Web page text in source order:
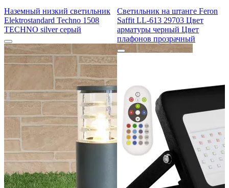
Наземный низкий светильник
Elektrostandard Techno 1508
TECHNO silver серый
Светильник на штанге Feron
Saffit LL-613 29703 Цвет
арматуры черный Цвет
плафонов прозрачный